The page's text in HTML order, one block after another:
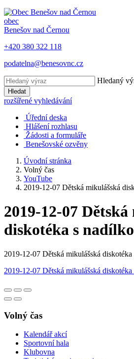
obec
Benešov nad Černou
+420 380 322 118
podatelna@benesovnc.cz
Hledaný
Hledat
rozšířené vyhledávání
Úřední deska
Hlášení rozhlasu
Žádosti a formuláře
Benešovské ozvěny
Úvodní stránka
Volný čas
YouTube
2019-12-07 Dětská mikulášská
2019-12-07
diskotéka s
2019-12-07 Dětská mikulášská
2019-12-07 Dětská mikulášská
Volný čas
Kalendář akcí
Sportovní hala
Klubovna